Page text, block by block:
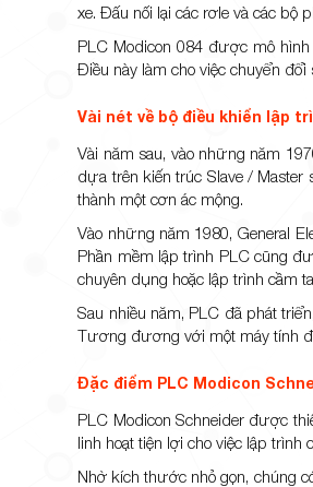
xe. Đấu nối lại các rơle và các bộ
PLC Modicon 084 được mô
Điều này làm cho việc chuyển
Vài nét về bộ điều khiển lập
Vài năm sau, vào những năm
dựa trên kiến ​​trúc Slave / Master
thành một cơn ác mộng.
Vào những năm 1980, General
Phần mềm lập trình PLC cũng
chuyên dụng hoặc lập trình cầm
Sau nhiều năm, PLC đã phát
Tương đương với một máy tính
Đặc điểm PLC Modicon
PLC Modicon Schneider được
linh hoạt tiện lợi cho việc lập
Nhờ kích thước nhỏ gọn, chúng